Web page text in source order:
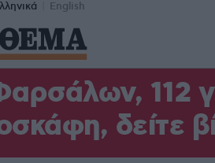
English
112
δείτε